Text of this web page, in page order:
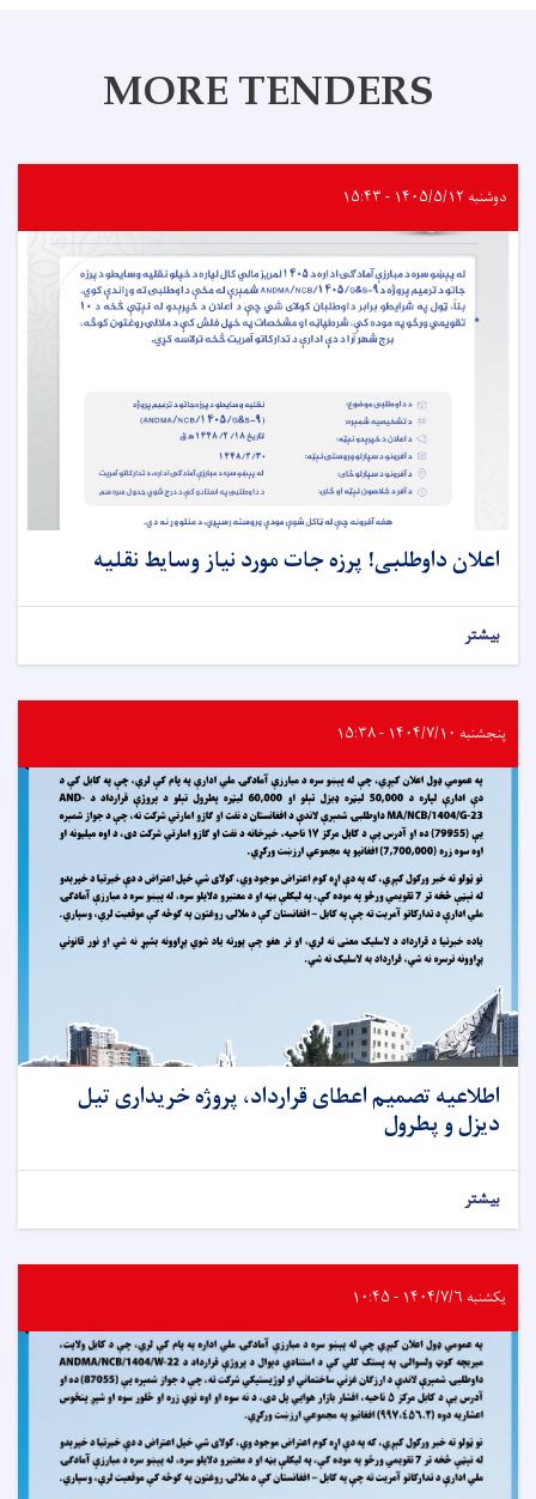
MORE TENDERS
دوشنبه ۱۴۰۵/۵/۱۲ - ۱۵:۴۳
اعلان داوطلبی! پرزه جات مورد نیاز وسایط نقلیه
بیشتر
پنجشنبه ۱۴۰۴/۷/۱۰ - ۱۵:۳۸
اطلاعیه تصمیم اعطای قرارداد، پروژه خریداری تیل
دیزل و پطرول
بیشتر
یکشنبه ۱۴۰۴/۷/۶ - ۱۰:۴۵